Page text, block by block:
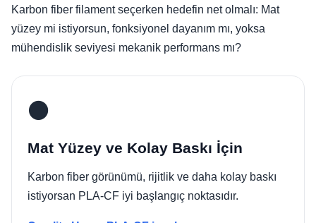
Karbon fiber filament seçerken hedefin net olmalı: Mat
yüzey mi istiyorsun, fonksiyonel dayanım mı, yoksa
mühendislik seviyesi mekanik performans mı?
⚫
Mat Yüzey ve Kolay Baskı İçin
Karbon fiber görünümü, rijitlik ve daha kolay baskı
istiyorsan PLA-CF iyi başlangıç noktasıdır.